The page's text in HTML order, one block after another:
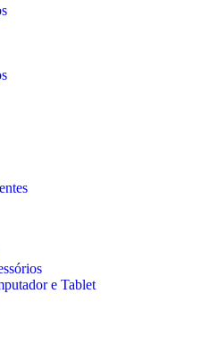
e Tablet